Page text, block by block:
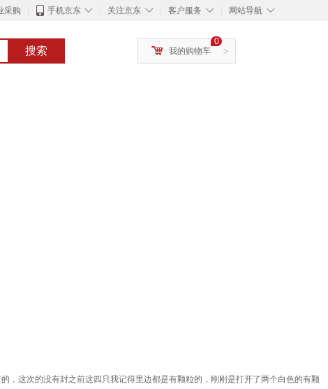
采购 ◇
手机京东 ◇
关注京东 ◇
客户服务 ◇
网站导航
搜索 >
0
我的购物车
，这次的没有封之前这四只我记得里边都是有颗粒的，刚刚是打开了两个白色的有颗